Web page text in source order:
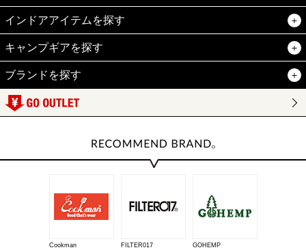
インドアアイテムを探す
キャンプギアを探す
ブランドを探す
Cookman FILTER017 GOHEMP